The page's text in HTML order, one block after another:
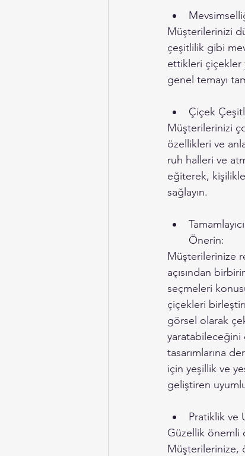
Müşterilerinizi
çeşitlilik gibi
ettikleri çiçekler
genel temayı
Çiçek
Müşterilerinizi
özellikleri ve
ruh halleri ve
eğiterek,
sağlayın.
Önerin:
Müşterilerinize
açısından
seçmeleri
çiçekleri
görsel olarak
tasarımlarına
için yeşillik ve
geliştiren
Pratiklik ve
Güzellik önemli
Müşterilerinize,